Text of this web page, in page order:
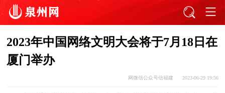
2023年中国网络文明大会将于7月18日在
厦门举办
网微信公众号信福建 2023-06-29 19:56